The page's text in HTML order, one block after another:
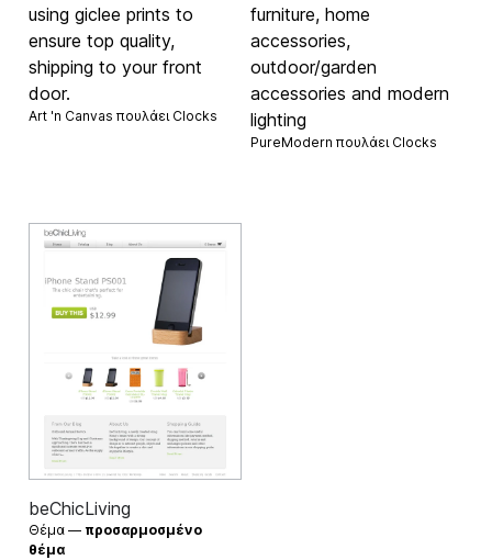
using giclee prints to
ensure top quality,
shipping to your front
door.
Art 'n Canvas πουλάει Clocks
furniture, home
accessories,
outdoor/garden
accessories and modern
lighting
PureModern πουλάει Clocks
beChicLiving
Θέμα — προσαρμοσμένο
θέμα